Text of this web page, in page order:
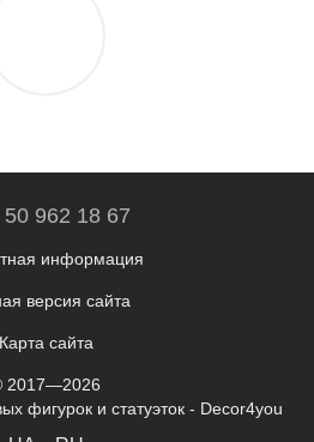
962 18 67
информация
версия сайта
Карта сайта
2017—2026
фигурок и статуэток - Decor4you